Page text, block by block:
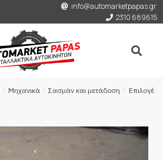
info@automarketpapas.gr
2310 689615
/ Μηχανικά / Σασμάν και μετάδοση /